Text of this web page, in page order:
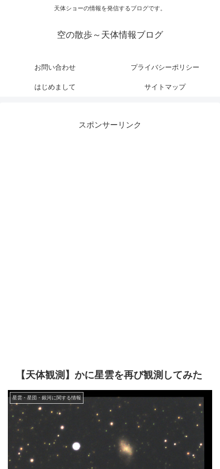
天体ショーの情報を発信するブログです。
空の散歩～天体情報ブログ
お問い合わせ プライバシーポリシー
はじめまして サイトマップ
スポンサーリンク
【天体観測】かに星雲を再び観測してみた
星雲・星団・銀河に関する情報